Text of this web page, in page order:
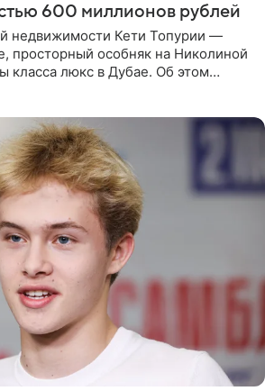
600 миллионов рублей
недвижимости Кети Топурии —
просторный особняк на Николиной
класса люкс в Дубае. Об этом